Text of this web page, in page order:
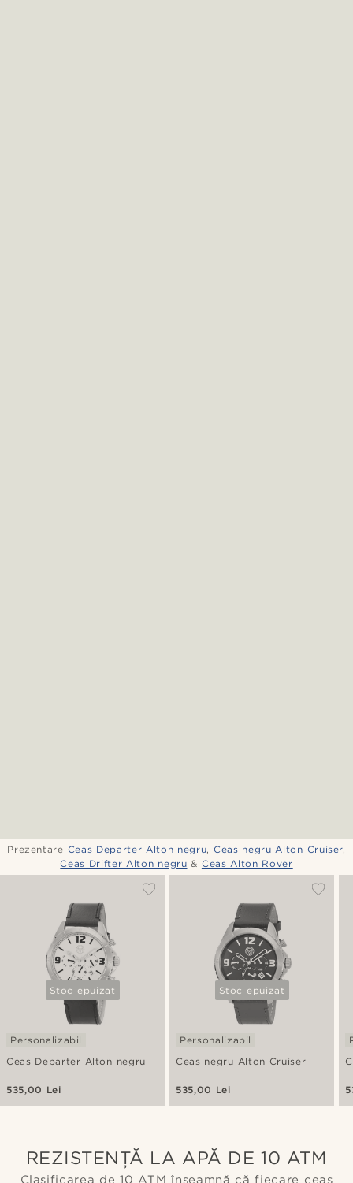
Prezentare Ceas Departer Alton negru, Ceas negru Alton Cruiser,
Ceas Drifter Alton negru & Ceas Alton Rover
Stoc epuizat
Ceas Departer Alton negru
Personalizabil
535,00 Lei
Stoc epuizat
Ceas negru Alton Cruiser
Personalizabil
535,00 Lei
REZISTENȚĂ LA APĂ DE 10 ATM
Clasificarea de 10 ATM înseamnă că fiecare ceas